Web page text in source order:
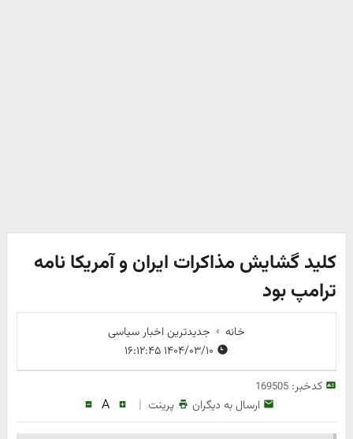
کلید گشایش مذاکرات ایران و آمریکا نامه
ترامپ بود
خانه
جدیدترین اخبار سیاسی
کدخبر:169505
ارسال به دیگران پرینت |
A